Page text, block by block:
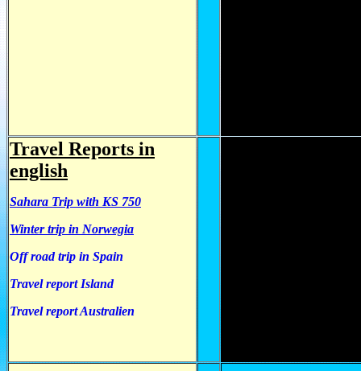
Travel Reports in
english
Sahara Trip with KS 750
Winter trip in Norwegia
Off road trip in Spain
Travel report Island
Travel report Australien